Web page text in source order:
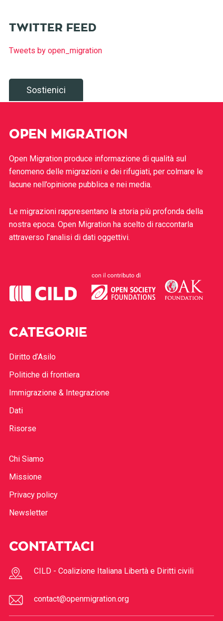
TWITTER FEED
Tweets by open_migration
Sostienici
OPEN MIGRATION
Open Migration produce informazione di qualità sul
fenomeno delle migrazioni e dei rifugiati, per colmare le
lacune nell’opinione pubblica e nei media.
Le migrazioni rappresentano la storia più profonda della
nostra epoca. Open Migration ha scelto di raccontarla
attraverso l’analisi di dati oggettivi.
CATEGORIE
Diritto d’Asilo
Politiche di frontiera
Immigrazione & Integrazione
Dati
Risorse
Chi Siamo
Missione
Privacy policy
Newsletter
CONTATTACI
CILD - Coalizione Italiana Libertà e Diritti civili
contact@openmigration.org